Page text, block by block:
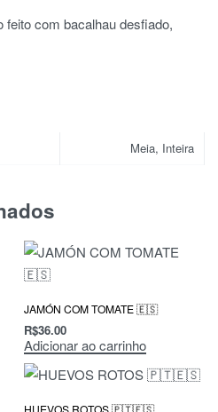
feito com bacalhau desfiado,
Meia, Inteira
JAMÓN COM TOMATE 🇪🇸
R$36.00
Adicionar ao carrinho
HUEVOS ROTOS 🇵🇹🇪🇸